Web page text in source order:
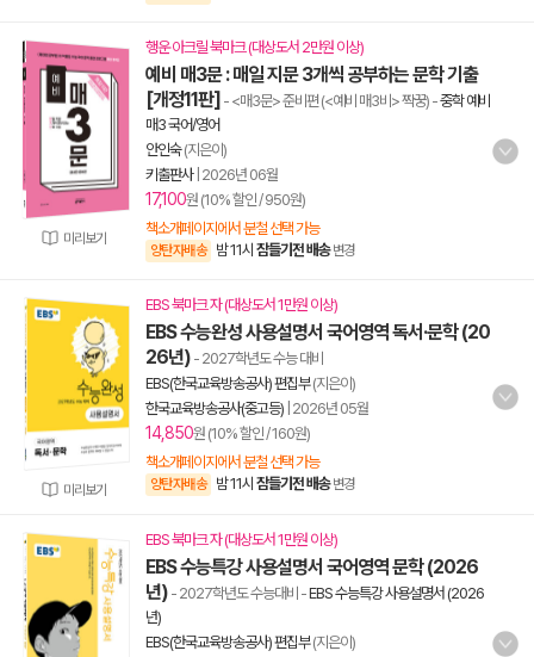
미리보기
행운 아크릴 북마크 (대상도서 2만원 이상)
예비 매3문 : 매일 지문 3개씩 공부하는 문학 기출
[개정11판] - <매3문> 준비편 (<예비 매3비> 짝꿍) -중학 예비
매3 국어/영어
안인숙(지은이)
키출판사| 2026년 06월
17,100원 (10% 할인 / 950원)
책소개페이지에서 분철 선택 가능
양탄자배송 밤 11시 잠들기전 배송 변경
미리보기
EBS 북마크 자 (대상도서 1만원 이상)
EBS 수능완성 사용설명서 국어영역 독서·문학 (20
26년) - 2027학년도 수능 대비
EBS(한국교육방송공사) 편집부(지은이)
한국교육방송공사(중고등) 2026년 05월
14,850원 (10% 할인 / 160원)
책소개페이지에서 분철 선택 가능
양탄자배송 밤 11시 잠들기전 배송 변경
EBS 북마크 자 (대상도서 1만원 이상)
EBS 수능특강 사용설명서 국어영역 문학 (2026
년) - 2027학년도 수능대비 -EBS 수능특강 사용설명서 (2026
년)
EBS(한국교육방송공사) 편집부(지은이)